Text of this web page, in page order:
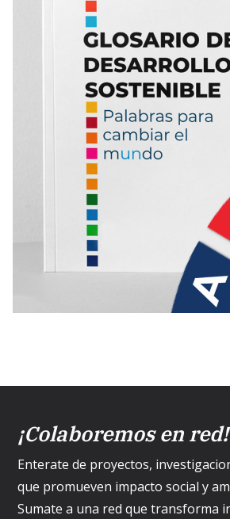
¡Colaboremos en red!
Enterate de proyectos,
que promueven impacto social y
Sumate a una red que transforma